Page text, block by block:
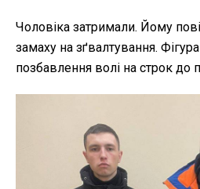
Чоловіка затримали. Йому
замаху на зґвалтування.
позбавлення волі на строк до